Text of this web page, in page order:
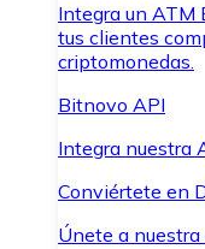
Integra un ATM
tus clientes
criptomonedas.
Bitnovo API
Integra nuestra
Conviértete en
Únete a nuestra